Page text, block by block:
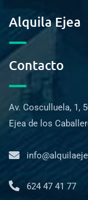
Alquila Ejea
Contacto
Av. Cosculluela, 1,
Ejea de los
624 47 41 77